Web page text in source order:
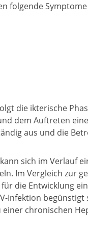
folgende
die ikterische
dem Auftreten
aus und die
sich im Verlauf
Im Vergleich zur
die Entwicklung
Infektion
einer chronischen